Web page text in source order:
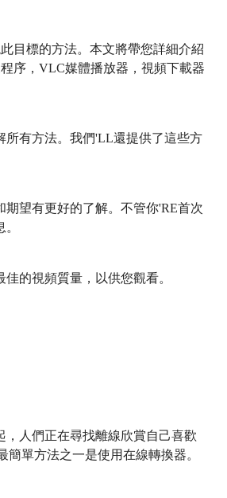
目標的方法。本文將帶您詳細介紹
序，VLC媒體播放器，視頻下載器
所有方法。我們'LL還提供了這些方
期望有更好的了解。不管你'RE首次
的視頻質量，以供您觀看。
人們正在尋找離線欣賞自己喜歡
簡單方法之一是使用在線轉換器。